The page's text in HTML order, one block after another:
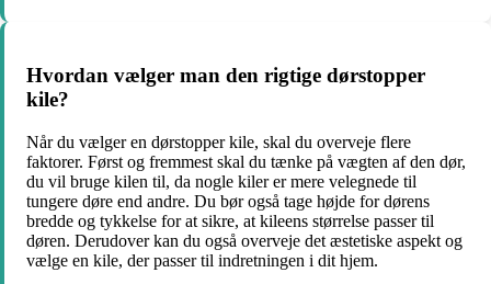
Hvordan vælger man den rigtige dørstopper
kile?
Når du vælger en dørstopper kile, skal du overveje flere
faktorer. Først og fremmest skal du tænke på vægten af den dør,
du vil bruge kilen til, da nogle kiler er mere velegnede til
tungere døre end andre. Du bør også tage højde for dørens
bredde og tykkelse for at sikre, at kileens størrelse passer til
døren. Derudover kan du også overveje det æstetiske aspekt og
vælge en kile, der passer til indretningen i dit hjem.